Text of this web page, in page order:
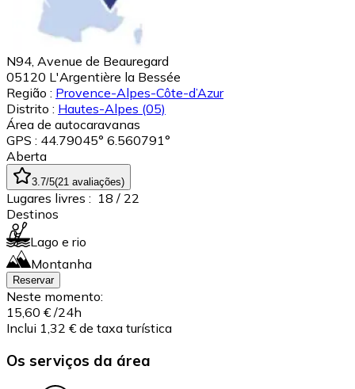
N94, Avenue de Beauregard
05120 L'Argentière la Bessée
Região : Provence-Alpes-Côte-d’Azur
Distrito : Hautes-Alpes (05)
Área de autocaravanas
GPS : 44.79045° 6.560791°
Aberta
3.7/5(21 avaliações)
Lugares livres : 18 / 22
Destinos
Lago e rio
Montanha
Reservar
Neste momento:
15,60 € /24h
Inclui 1,32 € de taxa turística
Os serviços da área